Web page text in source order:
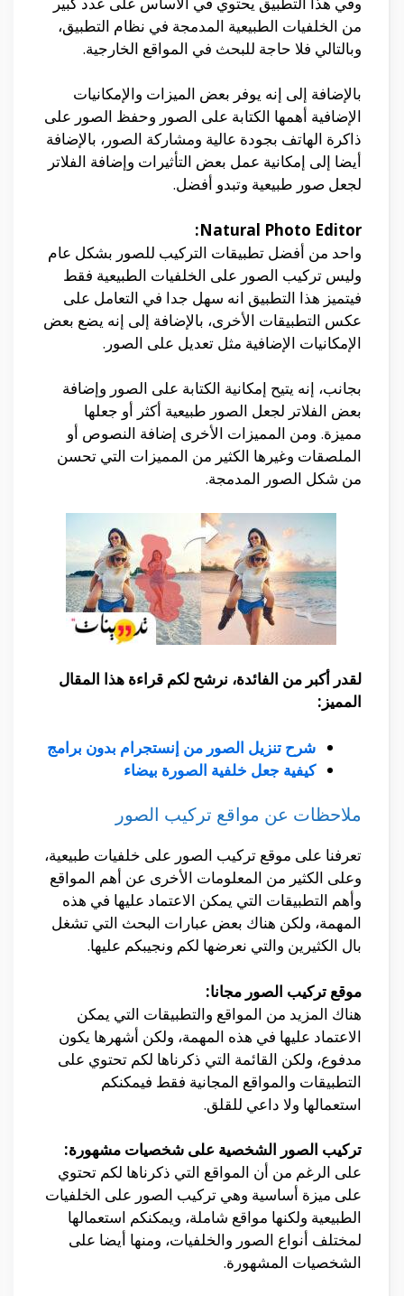
من الخلفيات الطبيعية المدمجة في نظام التطبيق،
وبالتالي فلا حاجة للبحث في المواقع الخارجية.
بالإضافة إلى إنه يوفر بعض الميزات والإمكانيات
الإضافية أهمها الكتابة على الصور وحفظ الصور على
ذاكرة الهاتف بجودة عالية ومشاركة الصور، بالإضافة
أيضا إلى إمكانية عمل بعض التأثيرات وإضافة الفلاتر
لجعل صور طبيعية وتبدو أفضل.
Natural Photo Editor:
واحد من أفضل تطبيقات التركيب للصور بشكل عام
وليس تركيب الصور على الخلفيات الطبيعية فقط
فيتميز هذا التطبيق انه سهل جدا في التعامل على
عكس التطبيقات الأخرى، بالإضافة إلى إنه يضع بعض
الإمكانيات الإضافية مثل تعديل على الصور.
بجانب، إنه يتيح إمكانية الكتابة على الصور وإضافة
بعض الفلاتر لجعل الصور طبيعية أكثر أو جعلها
مميزة. ومن المميزات الأخرى إضافة النصوص أو
الملصقات وغيرها الكثير من المميزات التي تحسن
من شكل الصور المدمجة.
لقدر أكبر من الفائدة، نرشح لكم قراءة هذا المقال
المميز:
شرح تنزيل الصور من إنستجرام بدون برامج
كيفية جعل خلفية الصورة بيضاء
ملاحظات عن مواقع تركيب الصور
تعرفنا على موقع تركيب الصور على خلفيات طبيعية،
وعلى الكثير من المعلومات الأخرى عن أهم المواقع
وأهم التطبيقات التي يمكن الاعتماد عليها في هذه
المهمة، ولكن هناك بعض عبارات البحث التي تشغل
بال الكثيرين والتي نعرضها لكم ونجيبكم عليها.
موقع تركيب الصور مجانا:
هناك المزيد من المواقع والتطبيقات التي يمكن
الاعتماد عليها في هذه المهمة، ولكن أشهرها يكون
مدفوع، ولكن القائمة التي ذكرناها لكم تحتوي على
التطبيقات والمواقع المجانية فقط فيمكنكم
استعمالها ولا داعي للقلق.
تركيب الصور الشخصية على شخصيات مشهورة:
على الرغم من أن المواقع التي ذكرناها لكم تحتوي
على ميزة أساسية وهي تركيب الصور على الخلفيات
الطبيعية ولكنها مواقع شاملة، ويمكنكم استعمالها
لمختلف أنواع الصور والخلفيات، ومنها أيضا على
الشخصيات المشهورة.